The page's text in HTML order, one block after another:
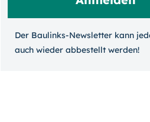
Der Baulinks-Newsletter kann
auch wieder ab­bestellt werden!